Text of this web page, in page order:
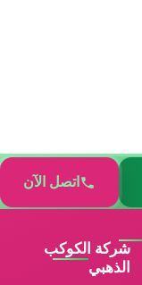
اتصل الآن
شركة الكوكب
الذهبي